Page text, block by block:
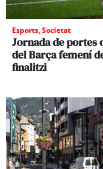
Esports,Societat
Jornada de portes
del Barça femení
finalitzi